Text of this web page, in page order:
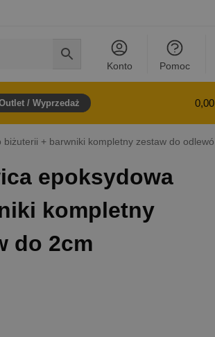
Konto Pomoc
/ Wyprzedaż 0,00
+ barwniki kompletny zestaw do odlewów do 2cm
epoksydowa
kompletny
do 2cm